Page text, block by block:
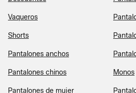
Vaqueros
Shorts
Pantalones anchos
Pantalones chinos Monos
Pantalones de mujer